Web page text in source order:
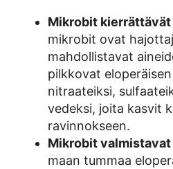
Mikrobit
mikrobit ovat
mahdollistavat
pilkkovat
nitraateiksi,
vedeksi, joita kasvit
ravinnokseen.
Mikrobit valmistavat
maan tummaa